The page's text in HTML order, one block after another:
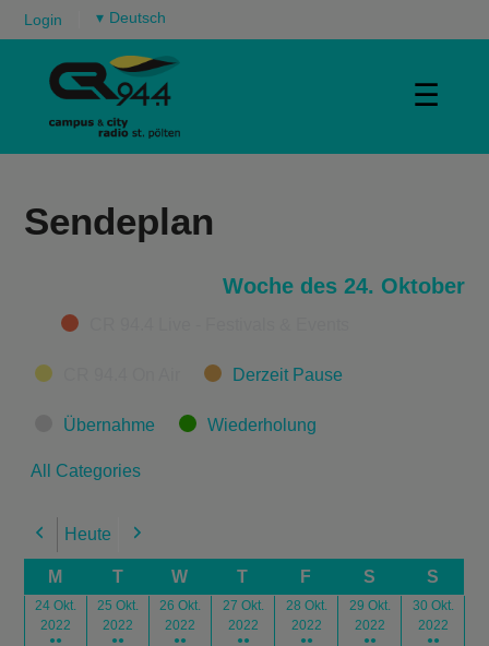
Login ▾
☰
Sendeplan
Woche des 24. Oktober
Categories
Derzeit Pause
Übernahme Wiederholung
All Categories
Previous
Heute Next
M T W T F S S
24 Okt.
2022
●●
25 Okt.
2022
●●
26 Okt.
2022
●●
27 Okt.
2022
●●
28 Okt.
2022
●●
29 Okt.
2022
●●
30 Okt.
2022
●●